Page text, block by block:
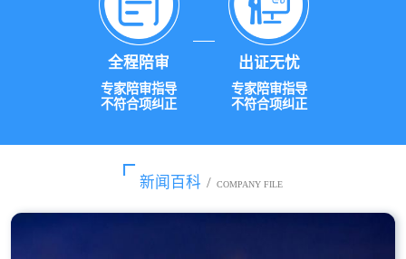
全程陪审
专家陪审指导
不符合项纠正
出证无忧
专家陪审指导
不符合项纠正
新闻百科 / COMPANY FILE